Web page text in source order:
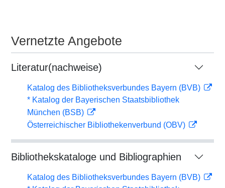
Vernetzte Angebote
Literatur(nachweise)
Katalog des Bibliotheksverbundes Bayern (BVB)
* Katalog der Bayerischen Staatsbibliothek
München (BSB)
Österreichischer Bibliothekenverbund (OBV)
Bibliothekskataloge und Bibliographien
Katalog des Bibliotheksverbundes Bayern (BVB)